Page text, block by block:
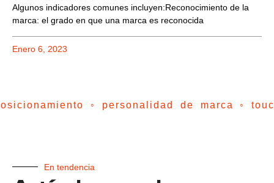
Algunos indicadores comunes incluyen:Reconocimiento de la
marca: el grado en que una marca es reconocida
Enero 6, 2023
◦ personalidad de marca ◦
En tendencia